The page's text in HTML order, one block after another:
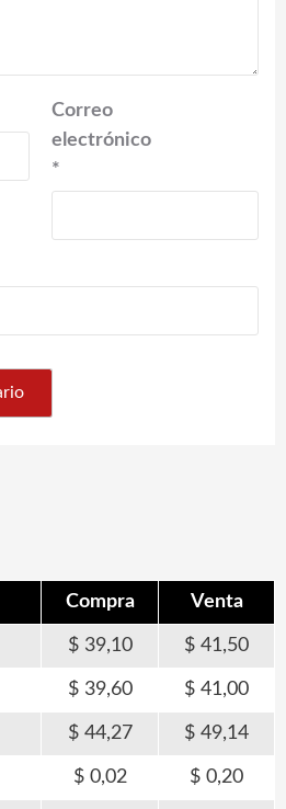
Correo
electrónico
*
Compra Venta
39,10 41,50
39,60 41,00
44,27 49,14
0,02 0,20